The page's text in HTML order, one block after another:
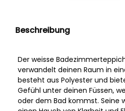
Beschreibung
Der weisse
verwandelt deinen Raum in
besteht aus Polyester und
Gefühl unter deinen Füssen,
oder dem Bad kommst. Seine